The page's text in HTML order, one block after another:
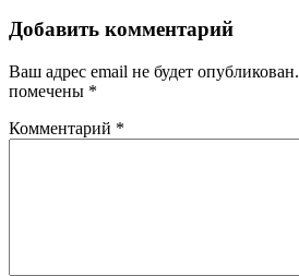
Добавить комментарий
Ваш адрес email не будет опубликован.
помечены *
Комментарий *